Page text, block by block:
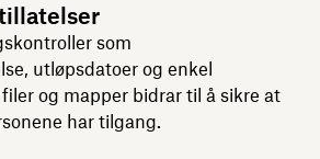
som
utløpsdatoer og enkel
og mapper bidrar til å sikre at
har tilgang.